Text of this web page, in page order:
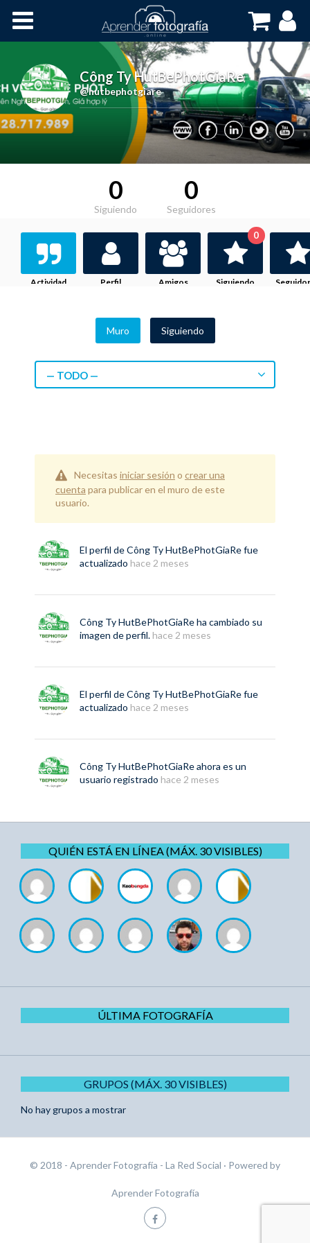
Cursos OnLine
Công Ty HutBePhotGiaRe,
@hutbephotgiare
0
Siguiendo
0
Seguidores
Actividad Perfil Amigos Siguiendo
0
Muro Siguiendo
— TODO —
Necesitas iniciar sesión o crear una
cuenta para publicar en el muro de este
usuario.
El perfil deCông Ty HutBePhotGiaRefue
actualizado hace 2 meses
Công Ty HutBePhotGiaReha cambiado su
imagen de perfil. hace 2 meses
El perfil deCông Ty HutBePhotGiaRefue
actualizado hace 2 meses
Công Ty HutBePhotGiaReahora es un
usuario registrado hace 2 meses
QUIÉN ESTÁ EN LÍNEA (MÁX. 30 VISIBLES)
ÚLTIMA FOTOGRAFÍA
GRUPOS (MÁX. 30 VISIBLES)
No hay grupos a mostrar
© 2018 - Aprender Fotografía - La Red Social · Powered by
Aprender Fotografía